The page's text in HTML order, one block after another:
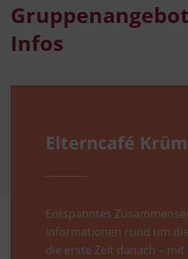
Infos
Elterncafé
Entspanntes
Informationen rund um
die erste Zeit danach – mit